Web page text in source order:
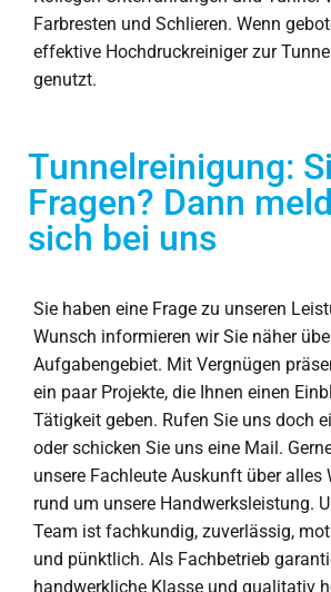
Farbresten und Schlieren. Wenn
effektive Hochdruckreiniger zur
genutzt.
Tunnelreinigung:
Fragen? Dann
sich bei uns
Sie haben eine Frage zu unseren
Wunsch informieren wir Sie näher
Aufgabengebiet. Mit Vergnügen
ein paar Projekte, die Ihnen einen
Tätigkeit geben. Rufen Sie uns doch
oder schicken Sie uns eine Mail.
unsere Fachleute Auskunft über alles
rund um unsere Handwerksleistung.
Team ist fachkundig, zuverlässig,
und pünktlich. Als Fachbetrieb
handwerkliche Klasse und qualitativ